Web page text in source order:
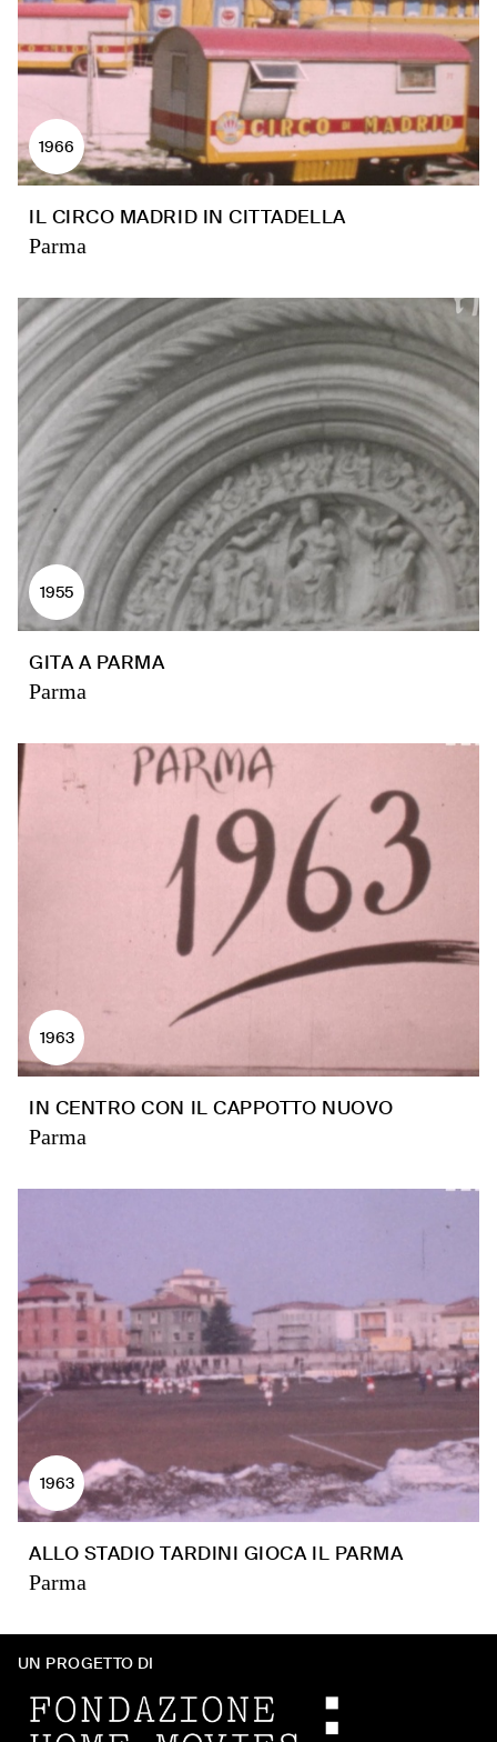
1966
IL CIRCO MADRID IN CITTADELLA
Parma
1955
GITA A PARMA
Parma
1963
IN CENTRO CON IL CAPPOTTO NUOVO
Parma
1963
ALLO STADIO TARDINI GIOCA IL PARMA
Parma
UN PROGETTO DI